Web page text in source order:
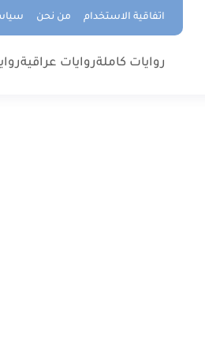
اتفاقية الاستخدام من نحن
روايات كاملةروايات عراقية